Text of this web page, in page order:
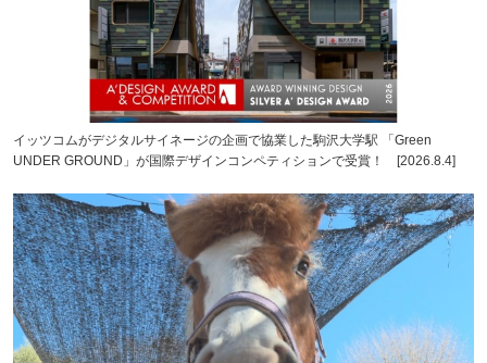
イッツコムがデジタルサイネージの企画で協業した駒沢大学駅 「Green
UNDER GROUND」が国際デザインコンペティションで受賞！ [2026.8.4]